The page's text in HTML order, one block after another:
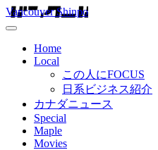
Vancouver Shinpo
Home
Local
この人にFOCUS
日系ビジネス紹介
カナダニュース
Special
Maple
Movies